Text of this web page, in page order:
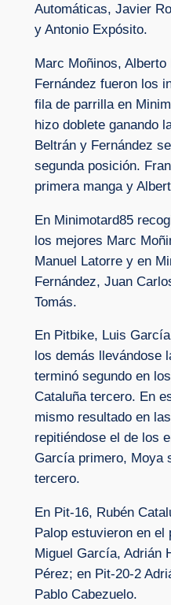
Automáticas, Javier
y Antonio Expósito.
Marc Moñinos,
Fernández fueron los
fila de parrilla en
hizo doblete ganando
Beltrán y Fernández
segunda posición.
primera manga y
En Minimotard85
los mejores Marc
Manuel Latorre y en
Fernández, Juan
Tomás.
En Pitbike, Luis
los demás llevándose
terminó segundo en
Cataluña tercero. En
mismo resultado en
repitiéndose el de los
García primero, Moya
tercero.
En Pit-16, Rubén
Palop estuvieron en el
Miguel García, Adrián
Pérez; en Pit-20-2
Pablo Cabezuelo.